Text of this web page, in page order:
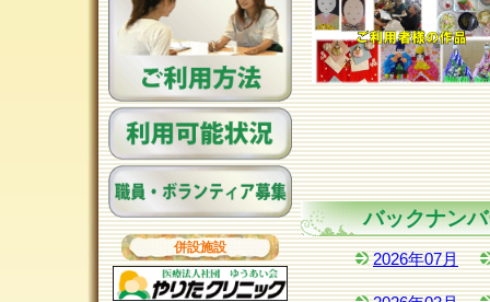
併設施設
バックナン
2026年07月